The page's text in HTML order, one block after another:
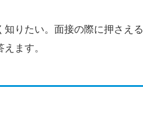
りたい。面接の際に押さえ
ます。